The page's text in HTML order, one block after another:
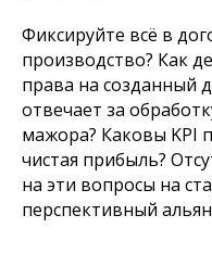
Фиксируйте всё в
производство? Как
права на созданный
отвечает за
мажора? Каковы KPI
чистая прибыль?
на эти вопросы на
перспективный